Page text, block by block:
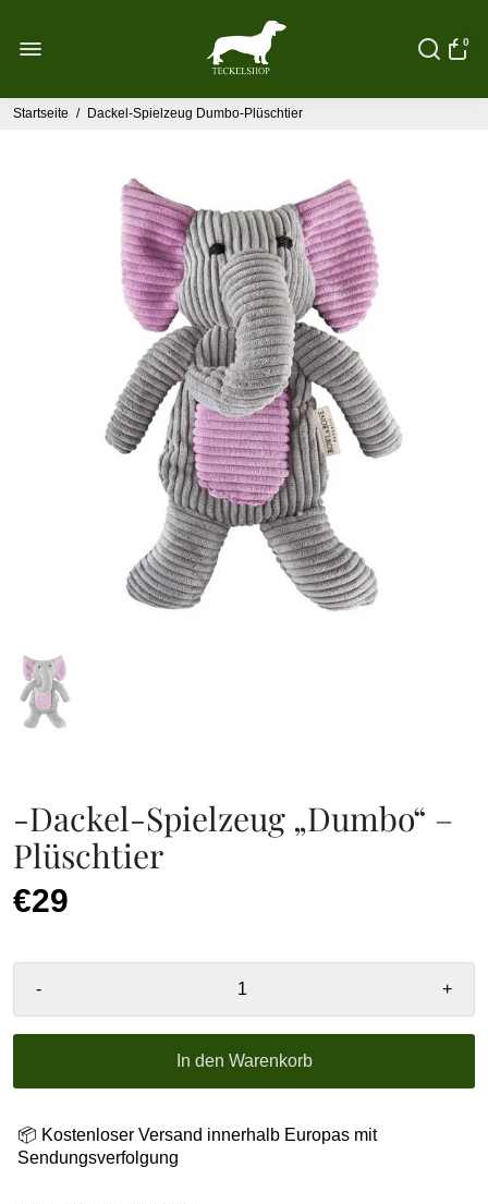
0
Startseite / Dackel-Spielzeug Dumbo-Plüschtier
-Dackel-Spielzeug „Dumbo“ –
Plüschtier
€29
- +
In den Warenkorb
📦 Kostenloser Versand innerhalb Europas mit
Sendungsverfolgung